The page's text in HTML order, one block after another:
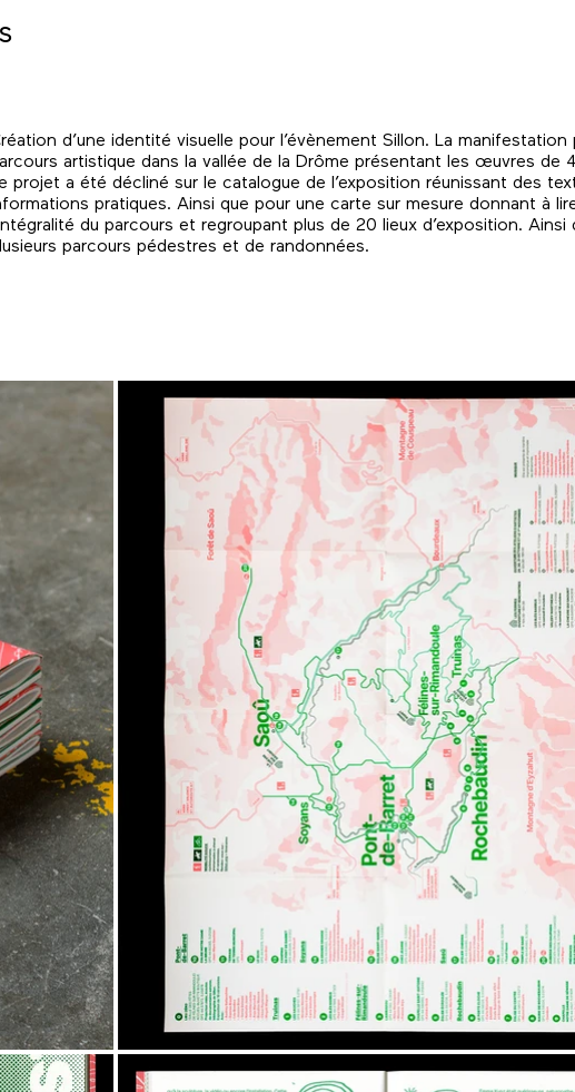
d’une identité visuelle pour l’évènement Sillon. La manifestation
artistique dans la vallée de la Drôme présentant les œuvres de
projet a été décliné sur le catalogue de l’exposition réunissant des
pratiques. Ainsi que pour une carte sur mesure donnant à
du parcours et regroupant plus de 20 lieux d’exposition. Ainsi
parcours pédestres et de randonnées.